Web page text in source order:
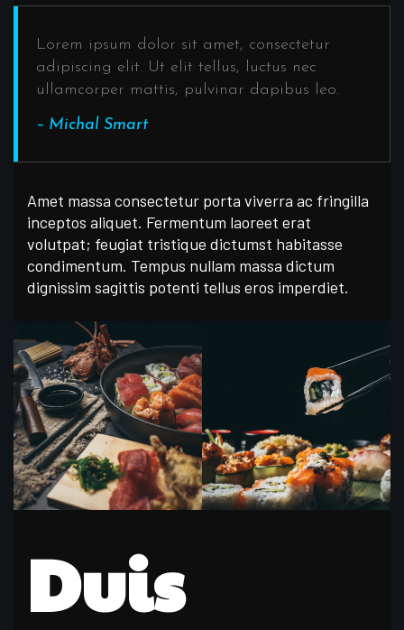
Lorem ipsum dolor sit amet, consectetur
adipiscing elit. Ut elit tellus, luctus nec
ullamcorper mattis, pulvinar dapibus leo.
– Michal Smart
Amet massa consectetur porta viverra ac fringilla
inceptos aliquet. Fermentum laoreet erat
volutpat; feugiat tristique dictumst habitasse
condimentum. Tempus nullam massa dictum
dignissim sagittis potenti tellus eros imperdiet.
Duis